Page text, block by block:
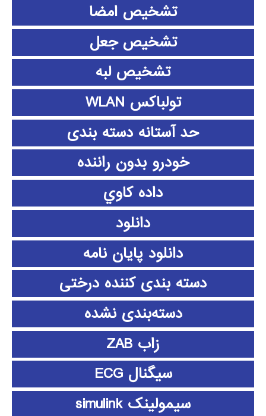
تشخیص امضا
تشخیص جعل
تشخیص لبه
تولباکس WLAN
حد آستانه دسته بندی
خودرو بدون راننده
داده كاوي
دانلود
دانلود پايان نامه
دسته بندی کننده درختی
دسته‌بندی نشده
زاب ZAB
سیگنال ECG
سیمولینک simulink